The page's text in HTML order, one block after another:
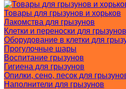
Товары для грызунов и хорьков
Лакомства для грызунов
Клетки и переноски для грызунов
Оборудование в клетки для
Прогулочные шары
Воспитание грызунов
Гигиена для грызунов
Опилки, сено, песок для
Наполнители для грызунов